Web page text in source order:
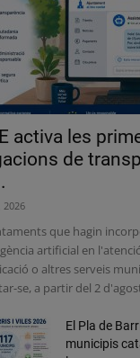
activa les
de
2026
que hagin
artificial en
o altres serveis
se, a partir del 2
El Pla de
municipis